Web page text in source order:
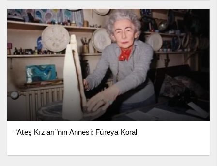
“Ateş Kızları”nın Annesi: Füreya Koral